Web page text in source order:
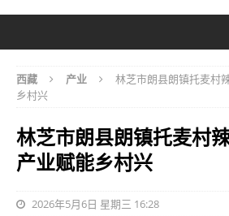
西藏 产业
林芝市朗县朗镇托麦村
乡村兴
林芝市朗县朗镇托麦村
产业赋能乡村兴
2026年5月6日 星期三 16:28